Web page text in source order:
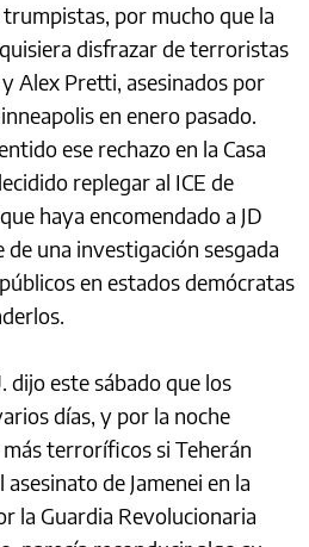
por mucho que la
disfrazar de terroristas
Alex Pretti, asesinados por
en enero pasado.
ese rechazo en la Casa
replegar al ICE de
haya encomendado a JD
una investigación sesgada
en estados demócratas
dijo este sábado que los
días, y por la noche
terroríficos si Teherán
de Jamenei en la
la Guardia Revolucionaria